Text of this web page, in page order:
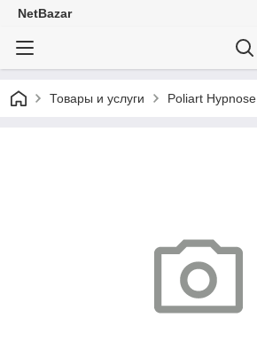
NetBazar
Товары и услуги Poliart Hypnose